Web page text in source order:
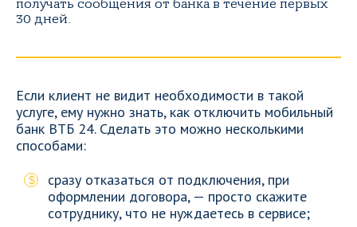
получать сообщения от банка в течение первых
30 дней.
Если клиент не видит необходимости в такой
услуге, ему нужно знать, как отключить мобильный
банк ВТБ 24. Сделать это можно несколькими
способами:
сразу отказаться от подключения, при
оформлении договора, — просто скажите
сотруднику, что не нуждаетесь в сервисе;